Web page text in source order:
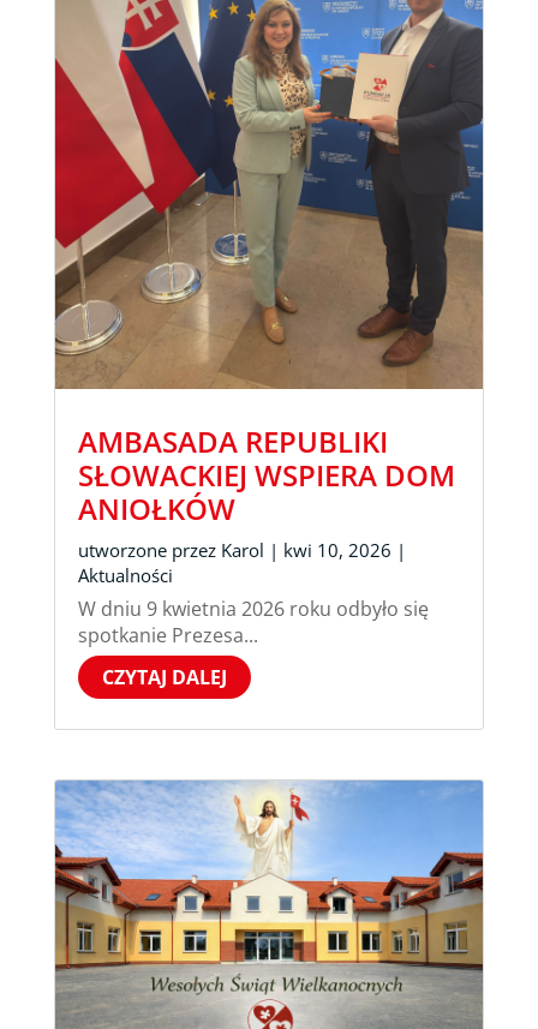
AMBASADA REPUBLIKI
SŁOWACKIEJ WSPIERA DOM
ANIOŁKÓW
utworzone przez Karol | kwi 10, 2026 |
Aktualności
W dniu 9 kwietnia 2026 roku odbyło się
spotkanie Prezesa...
CZYTAJ DALEJ